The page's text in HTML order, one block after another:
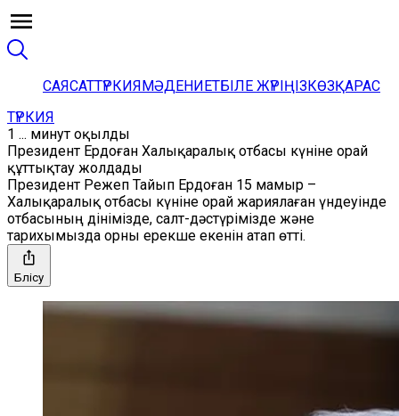
САЯСАТТҮРКИЯМӘДЕНИЕТБІЛЕ ЖҮРІҢІЗКӨЗҚАРАС
ТҮРКИЯ
1 ... минут оқылды
Президент Ердоған Халықаралық отбасы күніне орай
құттықтау жолдады
Президент Режеп Тайып Ердоған 15 мамыр –
Халықаралық отбасы күніне орай жариялаған үндеуінде
отбасының дінімізде, салт-дәстүрімізде және
тарихымызда орны ерекше екенін атап өтті.
Бөлісу